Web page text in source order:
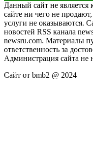
Данный сайт не
сайте ни чего не
услуги не оказываются.
новостей RSS канала
newsru.com. Материалы
ответственность за
Администрация сайта не
Сайт от bmb2 @ 2024